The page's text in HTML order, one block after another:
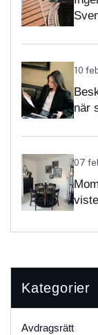
10
när
07
Kategorier
Avdragsrätt